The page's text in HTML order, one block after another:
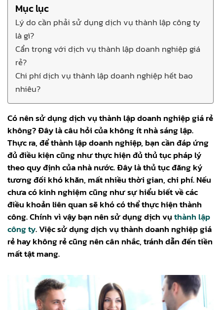
Mục lục
Lý do cần phải sử dụng dịch vụ thành lập công ty
là gì?
Cẩn trọng với dịch vụ thành lập doanh nghiệp giá
rẻ?
Chi phí dịch vụ thành lập doanh nghiệp hết bao
nhiêu?
Có nên sử dụng dịch vụ thành lập doanh nghiệp giá rẻ
không? Đây là câu hỏi của không ít nhà sáng lập.
Thực ra, để thành lập doanh nghiệp, bạn cần đáp ứng
đủ điều kiện cũng như thực hiện đủ thủ tục pháp lý
theo quy định của nhà nước. Đây là thủ tục đăng ký
tương đối khó khăn, mất nhiều thời gian, chi phí. Nếu
chưa có kinh nghiệm cũng như sự hiểu biết về các
điều khoản liên quan sẽ khó có thể thực hiện thành
công. Chính vì vậy bạn nên sử dụng dịch vụthành lập
công ty. Việc sử dụng dịch vụ thành doanh nghiệp giá
rẻ hay không rẻ cũng nên cân nhắc, tránh dẫn đến tiền
mất tật mang.